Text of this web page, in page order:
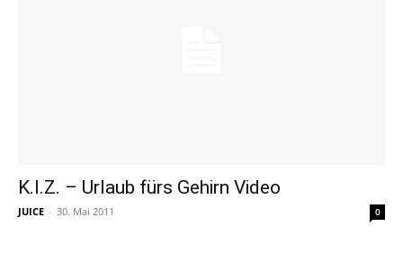
K.I.Z. – Urlaub fürs Gehirn Video
JUICE - 30. Mai 2011 0